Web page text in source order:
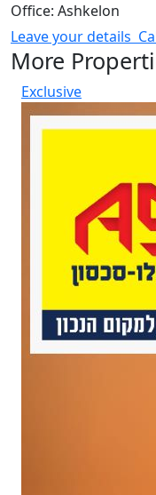
Office: Ashkelon
Leave your details
More
Exclusive